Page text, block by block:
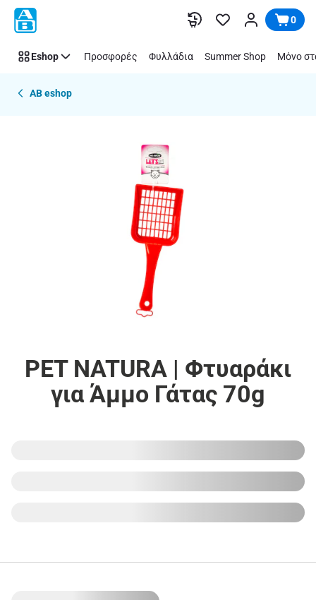
Παράλειψη 0
Eshop Προσφορές Φυλλάδια Summer Shop Μόνο
AB eshop
PET NATURA | Φτυαράκι
για Άμμο Γάτας 70g